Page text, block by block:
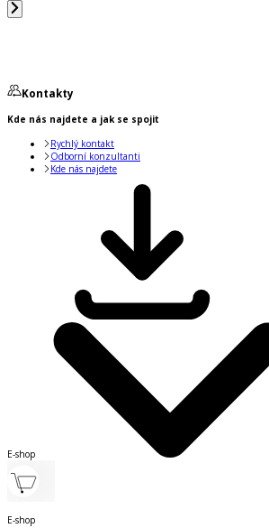
Kontakty
Kde nás najdete a jak se spojit
Rychlý kontakt
Odborní konzultanti
Kde nás najdete
E-shop
E-shop